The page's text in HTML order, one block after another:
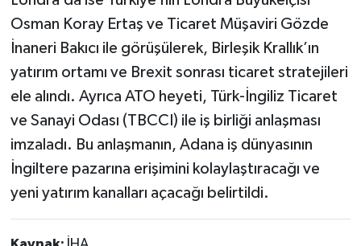
Osman Koray Ertaş ve Ticaret Müşaviri Gözde
İnaneri Bakıcı ile görüşülerek, Birleşik Krallık’ın
yatırım ortamı ve Brexit sonrası ticaret stratejileri
ele alındı. Ayrıca ATO heyeti, Türk-İngiliz Ticaret
ve Sanayi Odası (TBCCI) ile iş birliği anlaşması
imzaladı. Bu anlaşmanın, Adana iş dünyasının
İngiltere pazarına erişimini kolaylaştıracağı ve
yeni yatırım kanalları açacağı belirtildi.